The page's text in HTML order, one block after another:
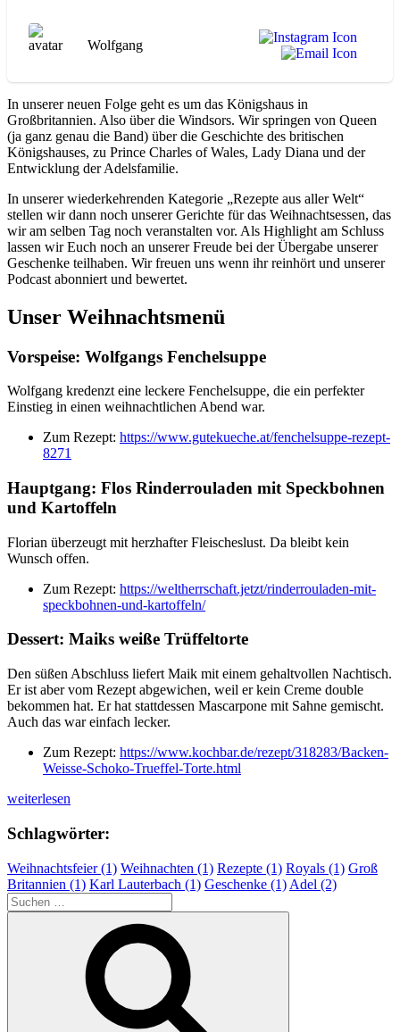
Wolfgang
In unserer neuen Folge geht es um das Königshaus in
Großbritannien. Also über die Windsors. Wir springen von Queen
(ja ganz genau die Band) über die Geschichte des britischen
Königshauses, zu Prince Charles of Wales, Lady Diana und der
Entwicklung der Adelsfamilie.
In unserer wiederkehrenden Kategorie „Rezepte aus aller Welt“
stellen wir dann noch unserer Gerichte für das Weihnachtsessen, das
wir am selben Tag noch veranstalten vor. Als Highlight am Schluss
lassen wir Euch noch an unserer Freude bei der Übergabe unserer
Geschenke teilhaben. Wir freuen uns wenn ihr reinhört und unserer
Podcast abonniert und bewertet.
Unser Weihnachtsmenü
Vorspeise: Wolfgangs Fenchelsuppe
Wolfgang kredenzt eine leckere Fenchelsuppe, die ein perfekter
Einstieg in einen weihnachtlichen Abend war.
Zum Rezept: https://www.gutekueche.at/fenchelsuppe-rezept-
8271
Hauptgang: Flos Rinderrouladen mit Speckbohnen
und Kartoffeln
Florian überzeugt mit herzhafter Fleischeslust. Da bleibt kein
Wunsch offen.
Zum Rezept: https://weltherrschaft.jetzt/rinderrouladen-mit-
speckbohnen-und-kartoffeln/
Dessert: Maiks weiße Trüffeltorte
Den süßen Abschluss liefert Maik mit einem gehaltvollen Nachtisch.
Er ist aber vom Rezept abgewichen, weil er kein Creme double
bekommen hat. Er hat stattdessen Mascarpone mit Sahne gemischt.
Auch das war einfach lecker.
Zum Rezept: https://www.kochbar.de/rezept/318283/Backen-
Weisse-Schoko-Trueffel-Torte.html
„WUAM
F04:
weihnachtliche
Krönung
|
Das
weiterlesen
Schlagwörter:
Weihnachtsfeier (1) Weihnachten (1) Rezepte (1) Royals (1) Groß
Britannien (1) Karl Lauterbach (1) Geschenke (1) Adel (2)
Suchen
nach: